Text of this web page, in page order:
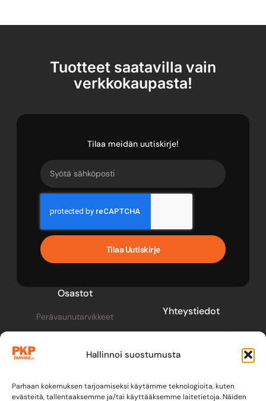
Hallinnoi suostumusta
Parhaan kokemuksen tarjoamiseksi käytämme teknologioita, kuten
evästeitä, tallentaaksemme ja/tai käyttääksemme laitetietoja. Näiden
Tuotteet saatavilla vain
verkkokaupasta!
Tilaa meidän uutiskirje!
Tilaa Uutiskirje
Osastot
Perävaunutarvikkeet
Pesuaineet
Yhteystiedot
pkp@pkptarvike.fi
040 093 2400